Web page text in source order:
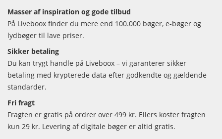
Masser af inspiration og gode tilbud
På Liveboox finder du mere end 100.000 bøger, e-bøger og
lydbøger til lave priser.
Sikker betaling
Du kan trygt handle på Liveboox – vi garanterer sikker
betaling med krypterede data efter godkendte og gældende
standarder.
Fri fragt
Fragten er gratis på ordrer over 499 kr. Ellers koster fragten
kun 29 kr. Levering af digitale bøger er altid gratis.